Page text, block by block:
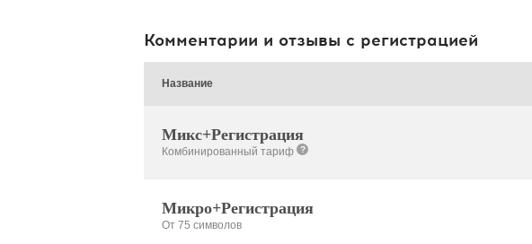
Комментарии и отзывы с регистрацией
Название
Микс+Регистрация
Комбинированный тариф ?
Микро+Регистрация
От 75 символов